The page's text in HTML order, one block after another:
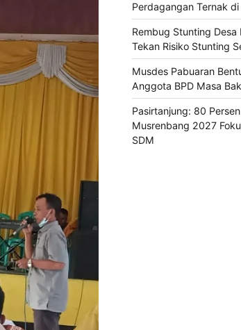
Perdagangan Ternak
Rembug Stunting
Tekan Risiko Stunting
Musdes Pabuaran
Anggota BPD Masa
Pasirtanjung: 80
Musrenbang 2027
SDM